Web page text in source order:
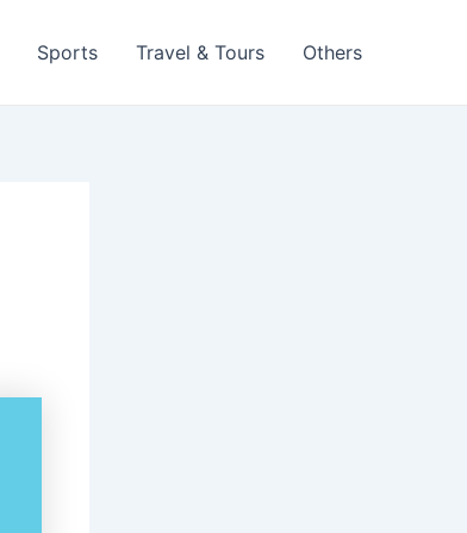
Sports Travel & Tours Others